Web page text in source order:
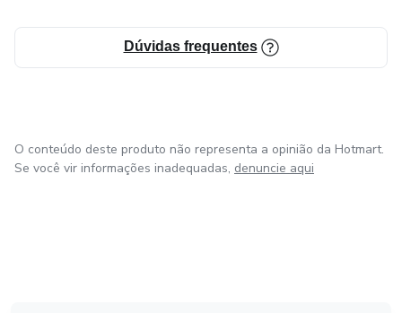
Dúvidas frequentes
O conteúdo deste produto não representa a opinião da Hotmart.
Se você vir informações inadequadas, denuncie aqui